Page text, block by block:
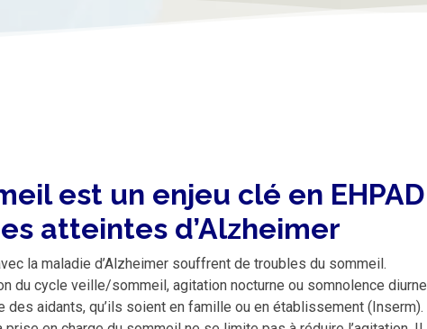
est un enjeu clé en EHPAD
atteintes d’Alzheimer
la maladie d’Alzheimer souffrent de troubles du sommeil.
du cycle veille/sommeil, agitation nocturne ou somnolence diurne
aidants, qu’ils soient en famille ou en établissement (Inserm).